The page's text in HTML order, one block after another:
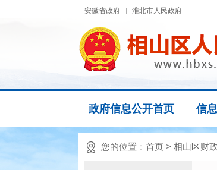
安徽省政府 淮北市人民政府
政府信息公开首页 信
您的位置： 首页 > 相山区财